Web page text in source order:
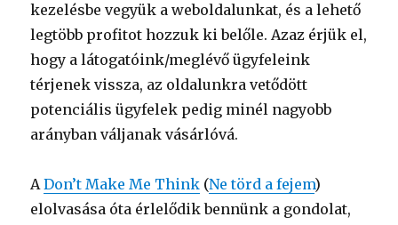
kezelésbe vegyük a weboldalunkat, és a lehető
legtöbb profitot hozzuk ki belőle. Azaz érjük el,
hogy a látogatóink/meglévő ügyfeleink
térjenek vissza, az oldalunkra vetődött
potenciális ügyfelek pedig minél nagyobb
arányban váljanak vásárlóvá.
ADon’t Make Me Think (Ne törd a fejem)
elolvasása óta érlelődik bennünk a gondolat,